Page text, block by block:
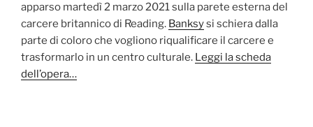
apparso martedì 2 marzo 2021 sulla parete esterna del
carcere britannico di Reading. Banksysi schiera dalla
parte di coloro che vogliono riqualificare il carcere e
trasformarlo in un centro culturale. Leggi la scheda
dell’opera…